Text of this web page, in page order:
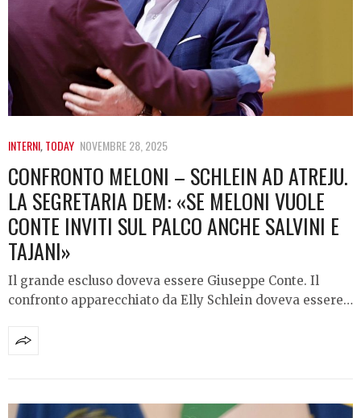
INTERNI,TODAY NOVEMBRE 28, 2025
CONFRONTO MELONI – SCHLEIN AD ATREJU.
LA SEGRETARIA DEM: «SE MELONI VUOLE
CONTE INVITI SUL PALCO ANCHE SALVINI E
TAJANI»
Il grande escluso doveva essere Giuseppe Conte. Il
confronto apparecchiato da Elly Schlein doveva essere…